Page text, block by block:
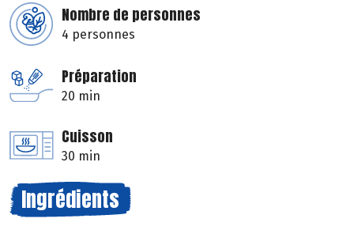
Nombre de personnes
4 personnes
Préparation
20 min
Cuisson
30 min
Ingrédients